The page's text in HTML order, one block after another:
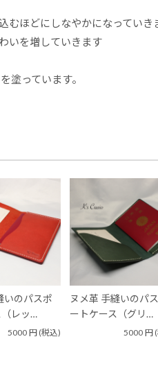
ほどにしなやかになっていき
を増していきます
っています。
いのパスポ
レッ…
5000 円 (税込)
ヌメ革 手縫いのパ
ートケース（グリ…
5000 円